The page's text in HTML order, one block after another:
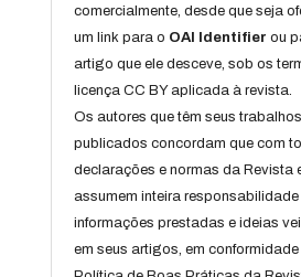
comercialmente, desde que seja
um link para o OAI Identifier ou
artigo que ele desceve, sob os
licença CC BY aplicada à revista.
Os autores que têm seus trabalhos
publicados concordam que com
declarações e normas da Revista
assumem inteira responsabilidade
informações prestadas e ideias
em seus artigos, em